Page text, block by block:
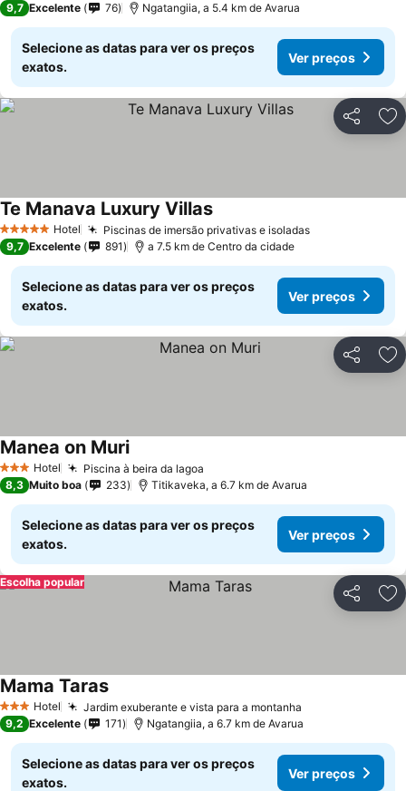
9,7 Excelente 76 Ngatangiia, a 5.4 km de Avarua
Selecione as datas para ver os preços
exatos.
Ver preços
Partilhar
5 Estrelas Hotel Piscinas de imersão privativas e isoladas
Te Manava Luxury Villas
9,7 Excelente 891 a 7.5 km de Centro da cidade
Selecione as datas para ver os preços
exatos.
Ver preços
Partilhar
3 EstrelasHotel Piscina à beira da lagoa
Manea on Muri
8,3 Muito boa 233 Titikaveka, a 6.7 km de Avarua
Selecione as datas para ver os preços
exatos.
Ver preços
Partilhar
Escolha popular
3 EstrelasHotel Jardim exuberante e vista para a montanha
Mama Taras
9,2 Excelente 171 Ngatangiia, a 6.7 km de Avarua
Selecione as datas para ver os preços
exatos.
Ver preços